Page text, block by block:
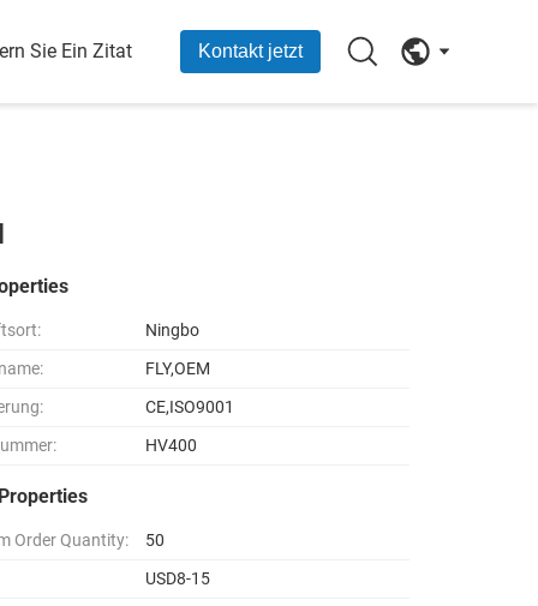
Sie Ein Zitat Kontakt jetzt
Ningbo
FLY,OEM
CE,ISO9001
HV400
Order Quantity:
50
USD8-15